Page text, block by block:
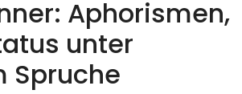
Aphorismen,
unter
Spruche